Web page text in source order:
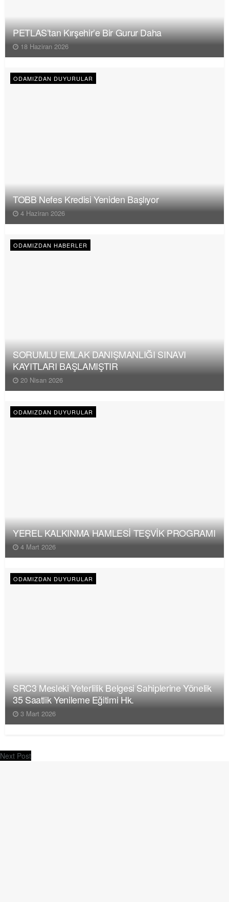
PETLAS’tan Kırşehir’e Bir Gurur Daha
18 Haziran 2026
ODAMIZDAN DUYURULAR
TOBB Nefes Kredisi Yeniden Başlıyor
4 Haziran 2026
ODAMIZDAN HABERLER
SORUMLU EMLAK DANIŞMANLIĞI SINAVI
KAYITLARI BAŞLAMIŞTIR
20 Nisan 2026
ODAMIZDAN DUYURULAR
YEREL KALKINMA HAMLESİ TEŞVİK PROGRAMI
4 Mart 2026
ODAMIZDAN DUYURULAR
SRC3 Mesleki Yeterlilik Belgesi Sahiplerine Yönelik
35 Saatlik Yenileme Eğitimi Hk.
3 Mart 2026
Next Post